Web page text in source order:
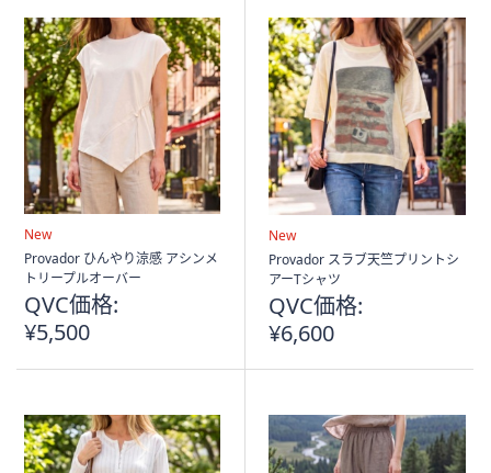
New
Provador ひんやり涼感 アシンメ
トリープルオーバー
QVC価格:
¥5,500
New
Provador スラブ天竺プリントシ
アーTシャツ
QVC価格:
¥6,600